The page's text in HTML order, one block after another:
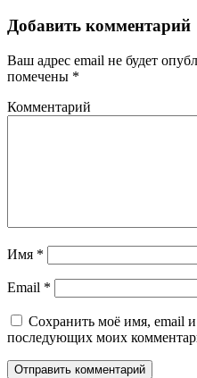
Добавить комментарий
Ваш адрес email не будет
помечены *
Комментарий
Имя *
Email *
Сохранить моё имя, email и
последующих моих